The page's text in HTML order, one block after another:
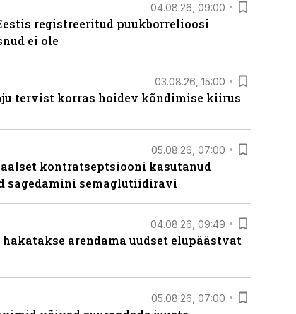
04.08.26, 09:00
registreeritud puukborrelioosi
ei ole
03.08.26, 15:00
tervist korras hoidev kõndimise kiirus
05.08.26, 07:00
kontratseptsiooni kasutanud
sagedamini semaglutiidiravi
04.08.26, 09:49
hakatakse arendama uudset elupäästvat
05.08.26, 07:00